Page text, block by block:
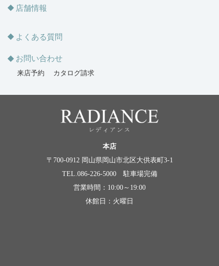
店舗情報
よくある質問
お問い合わせ
来店予約 カタログ請求
本店
〒700-0912 岡山県岡山市北区大供表町3-1
TEL.086-226-5000 駐車場完備
営業時間：10:00～19:00
休館日：火曜日